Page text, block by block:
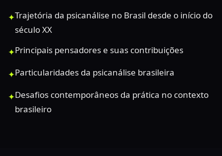
✦Trajetória da psicanálise no Brasil desde o início do
século XX
✦Principais pensadores e suas contribuições
✦Particularidades da psicanálise brasileira
✦Desafios contemporâneos da prática no contexto
brasileiro